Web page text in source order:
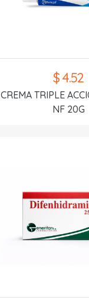
$ 4.52
CREMA TRIPLE
NF 20G